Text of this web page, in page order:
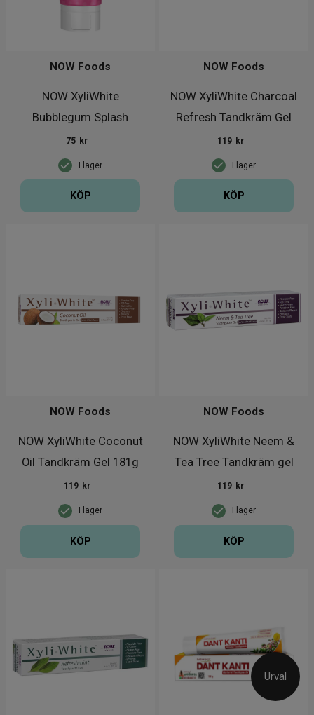
Urval
NOW XyliWhite
Bubblegum Splash
Tandkräm Gel för ba
NOW Foods
I lager
75 kr
KÖP
NOW XyliWhite Charcoal
Refresh Tandkräm Gel
181g
NOW Foods
I lager
119 kr
KÖP
NOW XyliWhite Coconut
Oil Tandkräm Gel 181g
NOW Foods
I lager
119 kr
KÖP
NOW XyliWhite Neem &
Tea Tree Tandkräm gel
181g
NOW Foods
I lager
119 kr
KÖP